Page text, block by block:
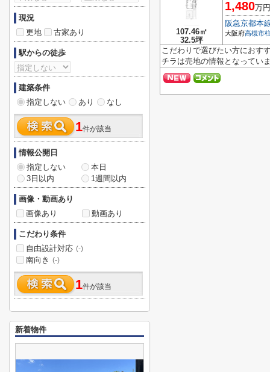
107.46㎡
32.5坪
1,480万円
阪急京都本
大阪府高槻市
こだわりで選びたい方におす
チラは売地の情報となってい
現況
更地
古家あり
駅からの徒歩
建築条件
指定しない
あり なし
1件が該当
情報公開日
指定しない
本日
3日以内
1週間以内
画像・動画あり
画像あり
動画あり
こだわり条件
自由設計対応 (-)
南向き (-)
1件が該当
新着物件